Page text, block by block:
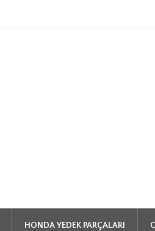
HONDA YEDEK PARÇALARI